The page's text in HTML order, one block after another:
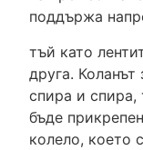
поддържа
тъй като
друга. Коланът
спира и спира,
бъде
колело, което